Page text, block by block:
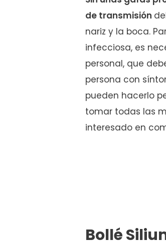
de transmisión
nariz y la boca.
infecciosa, es
personal, que
persona con
pueden hacerlo
tomar todas las
interesado en
Bollé